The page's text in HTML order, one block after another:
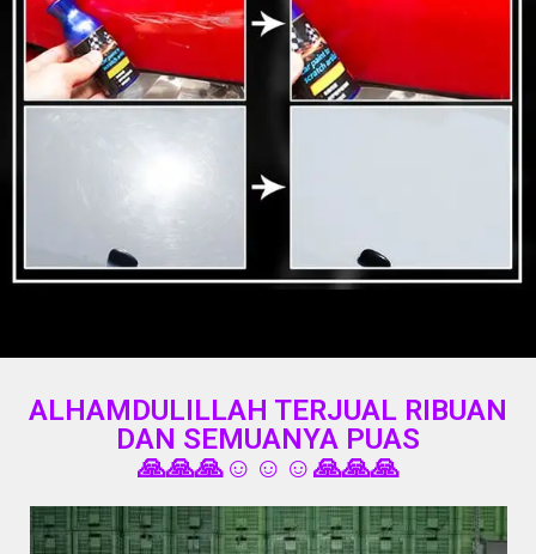
ALHAMDULILLAH TERJUAL RIBUAN
DAN SEMUANYA PUAS
🙏🙏🙏☺️☺️☺️🙏🙏🙏